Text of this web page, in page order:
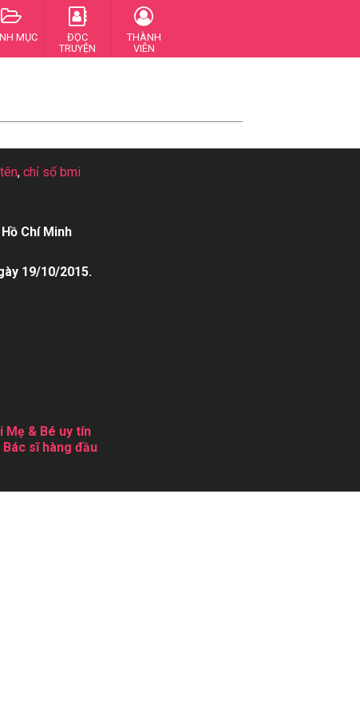
MỤC
ĐỌC
TRUYỆN
THÀNH
VIÊN
, chỉ số bmi
Chí Minh
19/10/2015.
& Bé uy tín
sĩ hàng đầu